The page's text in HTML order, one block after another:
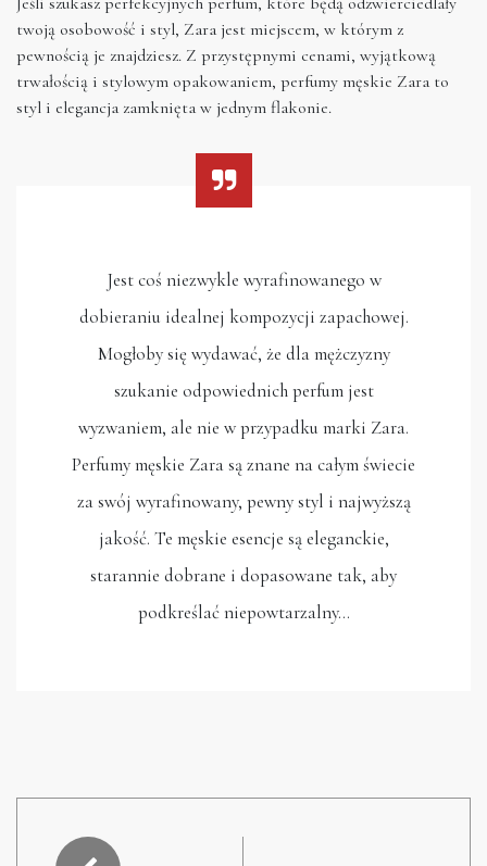
twoją osobowość i styl, Zara jest miejscem, w którym z
pewnością je znajdziesz. Z przystępnymi cenami, wyjątkową
trwałością i stylowym opakowaniem, perfumy męskie Zara to
styl i elegancja zamknięta w jednym flakonie.
Jest coś niezwykle wyrafinowanego w
dobieraniu idealnej kompozycji zapachowej.
Mogłoby się wydawać, że dla mężczyzny
szukanie odpowiednich perfum jest
wyzwaniem, ale nie w przypadku marki Zara.
Perfumy męskie Zara są znane na całym świecie
za swój wyrafinowany, pewny styl i najwyższą
jakość. Te męskie esencje są eleganckie,
starannie dobrane i dopasowane tak, aby
podkreślać niepowtarzalny…